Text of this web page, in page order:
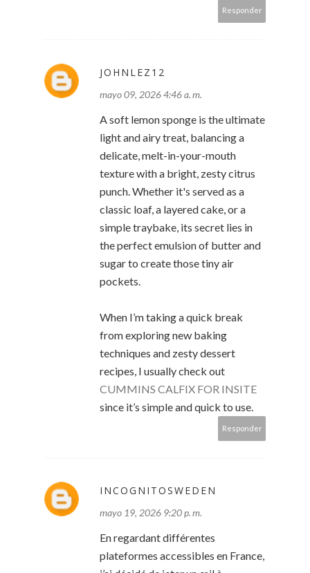
Responder
JOHNLEZ12
mayo 09, 2026 4:46 a. m.
A soft lemon sponge is the ultimate
light and airy treat, balancing a
delicate, melt-in-your-mouth
texture with a bright, zesty citrus
punch. Whether it's served as a
classic loaf, a layered cake, or a
simple traybake, its secret lies in
the perfect emulsion of butter and
sugar to create those tiny air
pockets.
When I’m taking a quick break
from exploring new baking
techniques and zesty dessert
recipes, I usually check out
CUMMINS CALFIX FOR INSITE
since it’s simple and quick to use.
Responder
INCOGNITOSWEDEN
mayo 19, 2026 9:20 p. m.
En regardant différentes
plateformes accessibles en France,